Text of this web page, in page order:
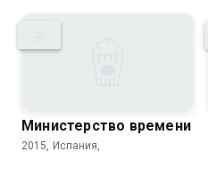
Министерство времени
2015, Испания,